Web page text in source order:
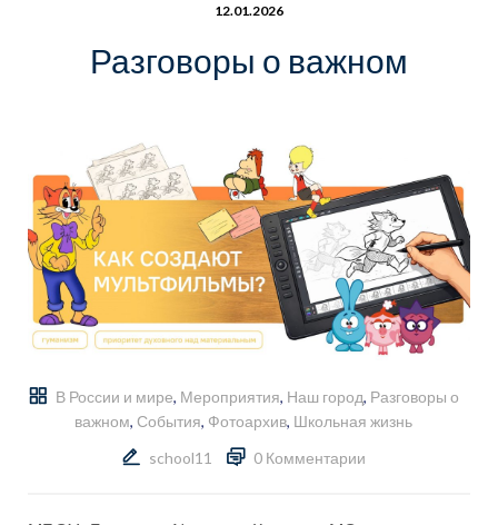
12.01.2026
Разговоры о важном
В России и мире, Мероприятия, Наш город, Разговоры о
важном, События, Фотоархив, Школьная жизнь
school11
0 Комментарии